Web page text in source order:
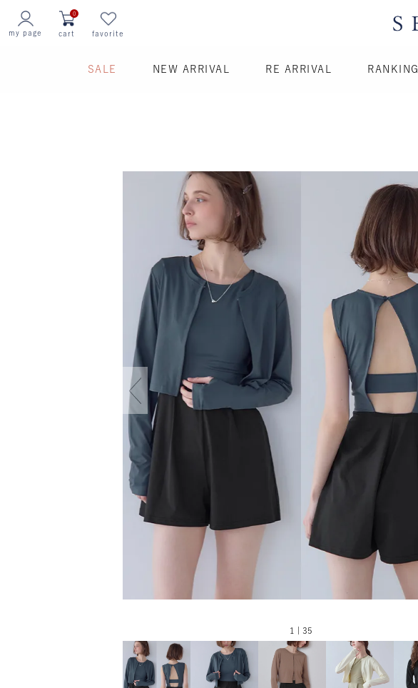
my page cart
0
favorite
SALE NEW ARRIVAL RE ARRIVAL RANKING
1 | 35